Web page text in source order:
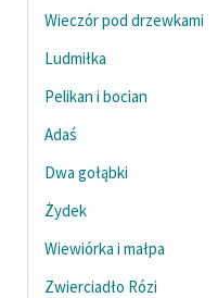
Wieczór pod drzewkami
Ludmiłka
Pelikan i bocian
Adaś
Dwa gołąbki
Żydek
Wiewiórka i małpa
Zwierciadło Rózi